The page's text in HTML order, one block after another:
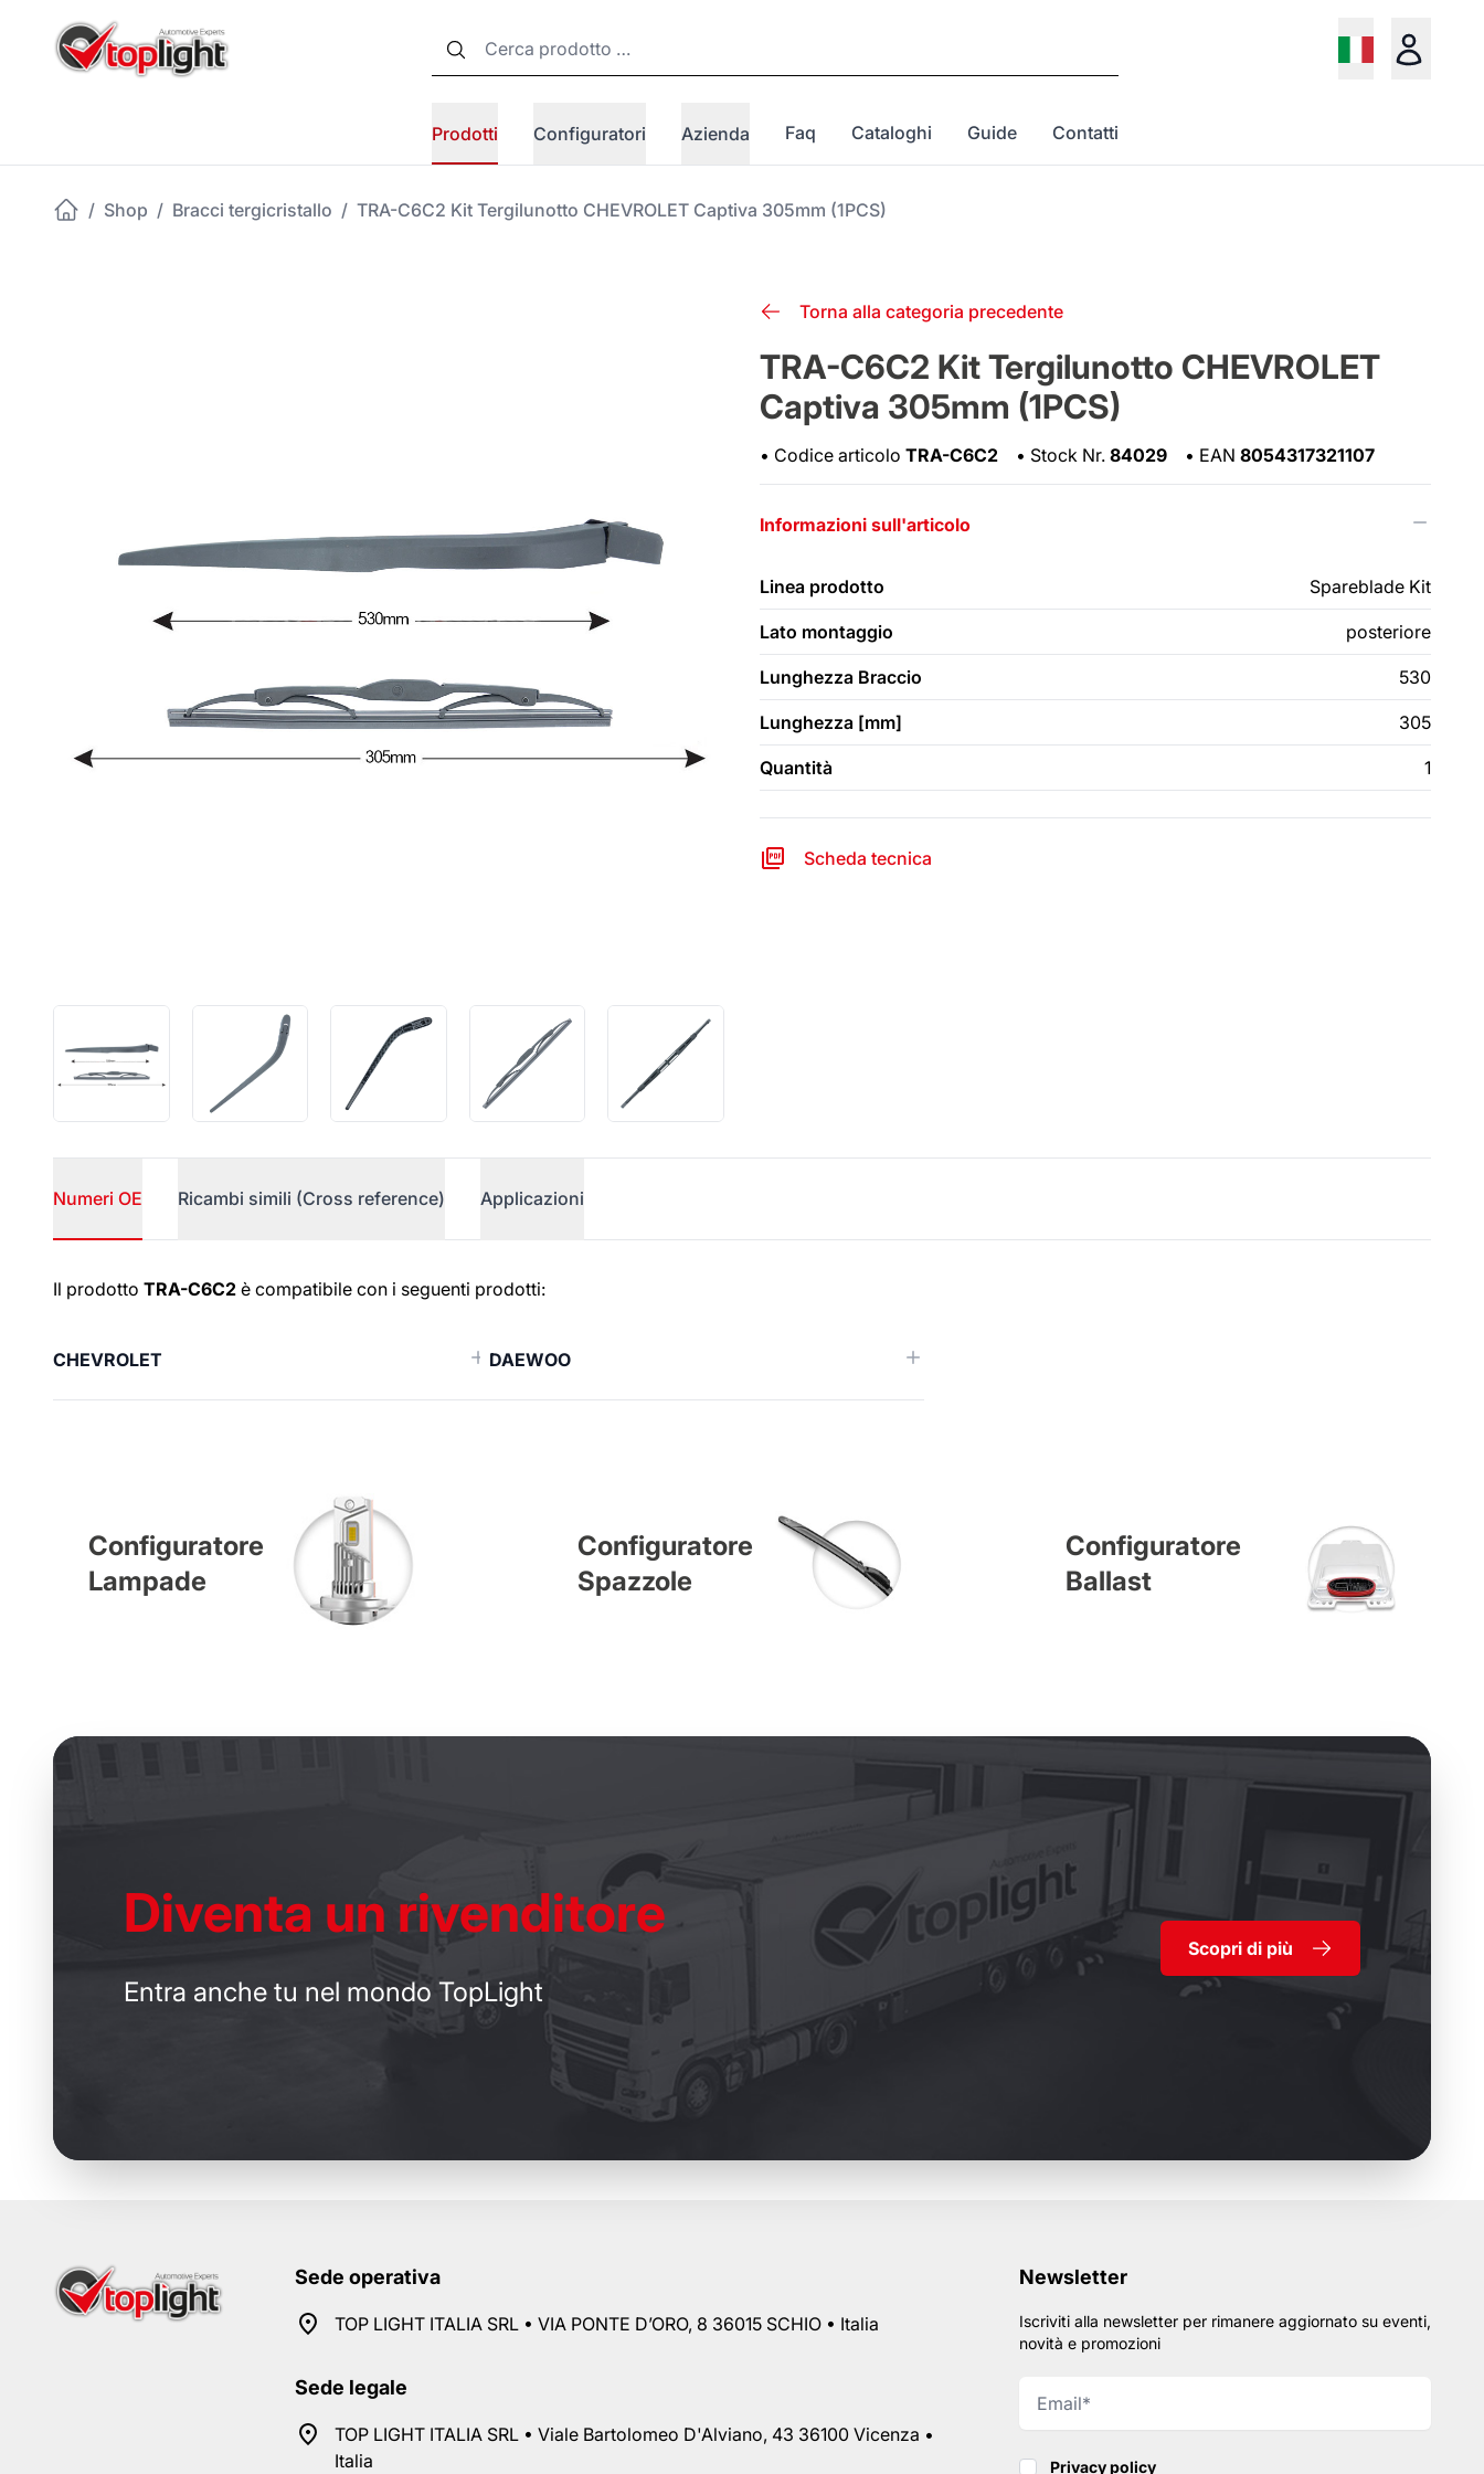
Prodotti Configuratori Azienda Faq Cataloghi Guide Contatti
/ Shop / Bracci tergicristallo / TRA-C6C2 Kit Tergilunotto CHEVROLET Captiva 305mm (1PCS)
Torna alla categoria precedente
TRA-C6C2 Kit Tergilunotto CHEVROLET
Captiva 305mm (1PCS)
• Codice articolo TRA-C6C2 • Stock Nr. 84029 • EAN 8054317321107
Informazioni sull'articolo
Linea prodotto Spareblade Kit
Lato montaggio posteriore
Lunghezza Braccio 530
Lunghezza [mm] 305
Quantità 1
Scheda tecnica
Numeri OE Ricambi simili (Cross reference) Applicazioni
Numeri OE
Il prodotto TRA-C6C2 è compatibile con i seguenti prodotti:
CHEVROLET DAEWOO
Configuratore
Lampade
Configuratore
Spazzole
Configuratore
Ballast
Diventa un rivenditore
Entra anche tu nel mondo TopLight
Scopri di più
Sede operativa
TOP LIGHT ITALIA SRL • VIA PONTE D’ORO, 8 36015 SCHIO • Italia
Sede legale
TOP LIGHT ITALIA SRL • Viale Bartolomeo D'Alviano, 43 36100 Vicenza •
Italia
Newsletter
Iscriviti alla newsletter per rimanere aggiornato su eventi,
novità e promozioni
Privacy policy